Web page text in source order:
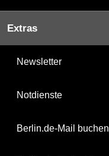
Extras
Newsletter
Notdienste
Berlin.de-Mail buchen